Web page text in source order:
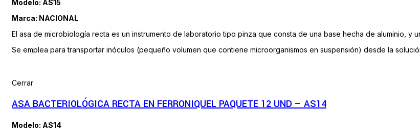
Modelo: AS15
Marca: NACIONAL
El asa de microbiología recta es un instrumento de laboratorio tipo pinza que consta de una base hecha de aluminio, y
Se emplea para transportar inóculos (pequeño volumen que contiene microorganismos en suspensión) desde la
Cerrar
ASA BACTERIOLÓGICA RECTA EN FERRONIQUEL PAQUETE 12 UND – AS14
Modelo: AS14